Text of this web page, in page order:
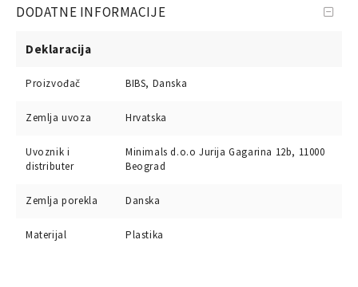
DODATNE INFORMACIJE
Deklaracija
Proizvođač BIBS, Danska
Zemlja uvoza Hrvatska
Uvoznik i
distributer
Minimals d.o.o Jurija Gagarina 12b, 11000
Beograd
Zemlja porekla Danska
Materijal Plastika